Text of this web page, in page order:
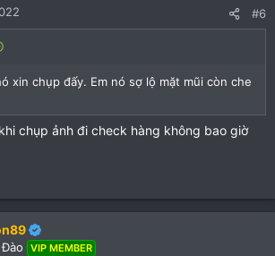
#6
xin chụp đấy. Em nó sợ lộ mặt mũi còn che
chụp ảnh đi check hàng không bao giờ
VIP MEMBER